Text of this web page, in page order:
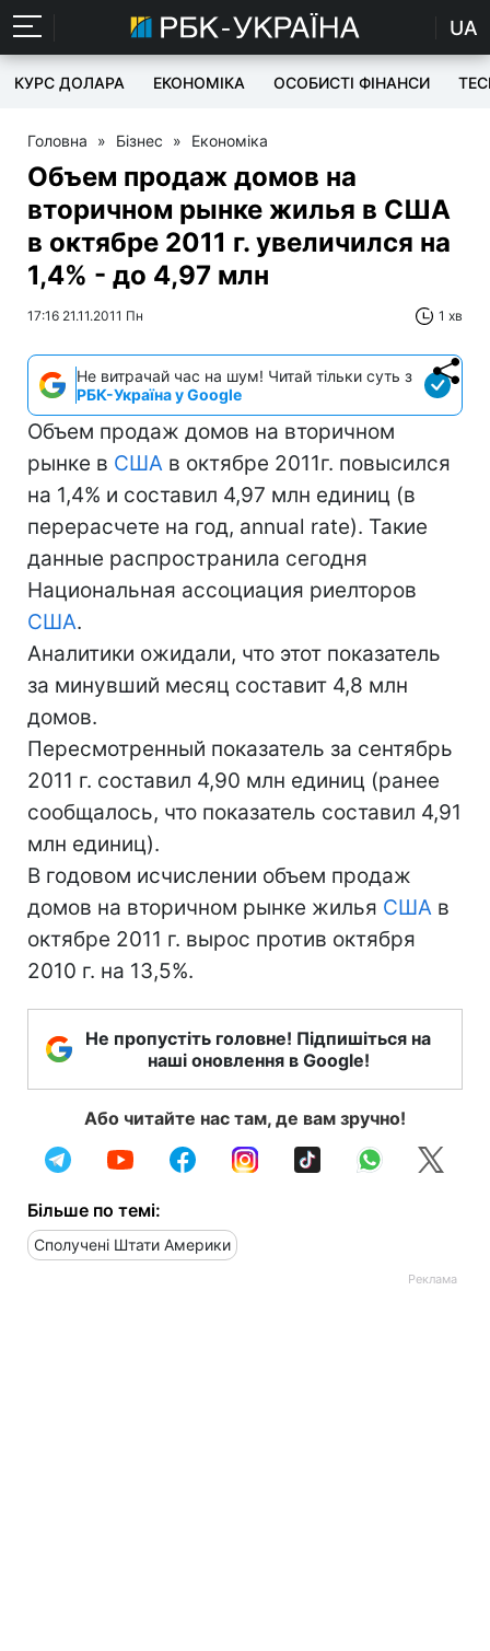
UA
КУРС ДОЛАРА ЕКОНОМІКА ОСОБИСТІ ФІНАНСИ
Головна » Бізнес » Економіка
Объем продаж домов на
вторичном рынке жилья в США
в октябре 2011 г. увеличился на
1,4% - до 4,97 млн
17:16 21.11.2011 Пн 1 хв
Не витрачай час на шум! Читай тільки суть з
РБК-Україна у Google
Объем продаж домов на вторичном
рынке в США в октябре 2011г. повысился
на 1,4% и составил 4,97 млн единиц (в
перерасчете на год, annual rate). Такие
данные распространила сегодня
Национальная ассоциация риелторов
США.
Аналитики ожидали, что этот показатель
за минувший месяц составит 4,8 млн
домов.
Пересмотренный показатель за сентябрь
2011 г. составил 4,90 млн единиц (ранее
сообщалось, что показатель составил 4,91
млн единиц).
В годовом исчислении объем продаж
домов на вторичном рынке жилья США в
октябре 2011 г. вырос против октября
2010 г. на 13,5%.
Не пропустіть головне! Підпишіться на
наші оновлення в Google!
Або читайте нас там, де вам зручно!
Більше по темі:
Сполучені Штати Америки